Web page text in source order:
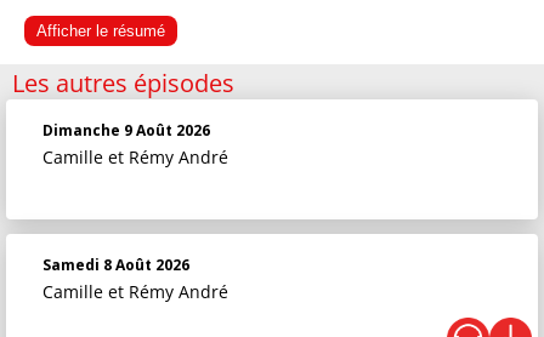
Afficher le résumé
Les autres épisodes
Dimanche 9 Août 2026
Camille et Rémy André
Samedi 8 Août 2026
Camille et Rémy André